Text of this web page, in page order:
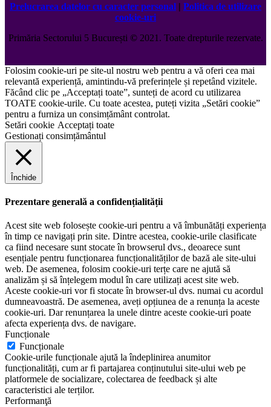
Prelucrarea datelor cu caracter personal | Politica de utilizare
cookie-uri
Primăria Sectorului 5 București ©️2021. Toate drepturile rezervate.
Folosim cookie-uri pe site-ul nostru web pentru a vă oferi cea mai
relevantă experiență, amintindu-vă preferințele și repetând vizitele.
Făcând clic pe „Acceptați toate”, sunteți de acord cu utilizarea
TOATE cookie-urile. Cu toate acestea, puteți vizita „Setări cookie”
pentru a furniza un consimțământ controlat.
Setări cookie Acceptați toate
Gestionați consimțământul
Închide
Prezentare generală a confidențialității
Acest site web folosește cookie-uri pentru a vă îmbunătăți experiența
în timp ce navigați prin site. Dintre acestea, cookie-urile clasificate
ca fiind necesare sunt stocate în browserul dvs., deoarece sunt
esențiale pentru funcționarea funcționalităților de bază ale site-ului
web. De asemenea, folosim cookie-uri terțe care ne ajută să
analizăm și să înțelegem modul în care utilizați acest site web.
Aceste cookie-uri vor fi stocate în browser-ul dvs. numai cu acordul
dumneavoastră. De asemenea, aveți opțiunea de a renunța la aceste
cookie-uri. Dar renunțarea la unele dintre aceste cookie-uri poate
afecta experiența dvs. de navigare.
Funcționale
Funcționale
Cookie-urile funcționale ajută la îndeplinirea anumitor
funcționalități, cum ar fi partajarea conținutului site-ului web pe
platformele de socializare, colectarea de feedback și alte
caracteristici ale terților.
Performanţă